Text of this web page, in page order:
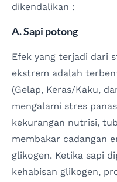
dikendalikan :
A. Sapi potong
Efek yang terjadi dari
ekstrem adalah
(Gelap, Keras/Kaku,
mengalami stres
kekurangan nutrisi,
membakar cadangan
glikogen. Ketika sapi
kehabisan glikogen,